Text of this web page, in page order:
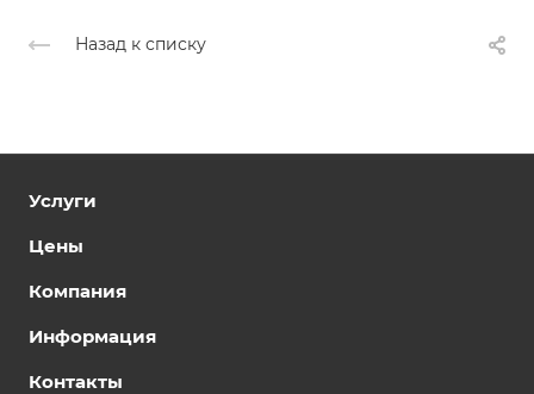
Назад к списку
Услуги
Цены
Компания
Информация
Контакты